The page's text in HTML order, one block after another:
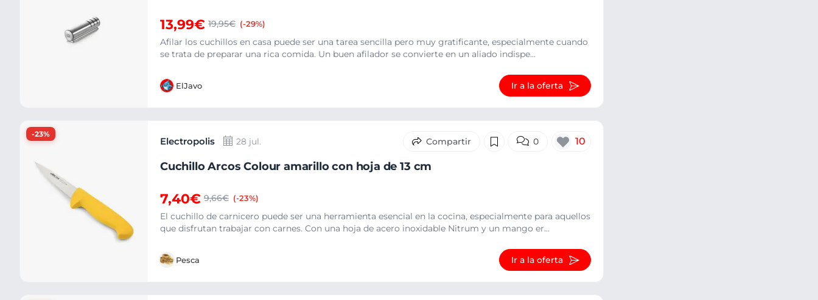
13,99€ 19,95€ (-29%)
Afilar los cuchillos en casa puede ser una tarea sencilla pero muy gratificante, especialmente cuando
se trata de preparar una rica comida. Un buen afilador se convierte en un aliado indispe...
ElJavo Ir a la oferta
-23%
Electropolis 28 jul. 0 10
Cuchillo Arcos Colour amarillo con hoja de 13 cm
7,40€ 9,66€ (-23%)
El cuchillo de carnicero puede ser una herramienta esencial en la cocina, especialmente para aquellos
que disfrutan trabajar con carnes. Con una hoja de acero inoxidable Nitrum y un mango er...
Pesca Ir a la oferta